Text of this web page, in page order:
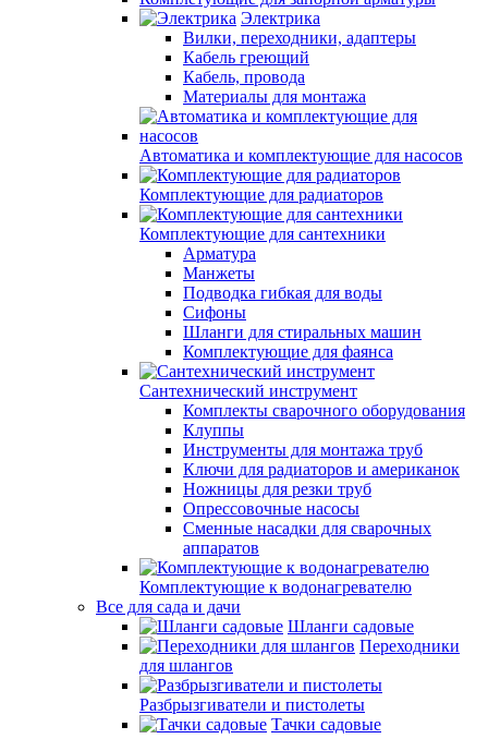
Электрика
Вилки, переходники, адаптеры
Кабель греющий
Кабель, провода
Материалы для монтажа
Автоматика и комплектующие для насосов
Комплектующие для радиаторов
Комплектующие для сантехники
Арматура
Манжеты
Подводка гибкая для воды
Сифоны
Шланги для стиральных машин
Комплектующие для фаянса
Сантехнический инструмент
Комплекты сварочного оборудования
Клуппы
Инструменты для монтажа труб
Ключи для радиаторов и американок
Ножницы для резки труб
Опрессовочные насосы
Сменные насадки для сварочных
аппаратов
Комплектующие к водонагревателю
Все для сада и дачи
Шланги садовые
Переходники
для шлангов
Разбрызгиватели и пистолеты
Тачки садовые